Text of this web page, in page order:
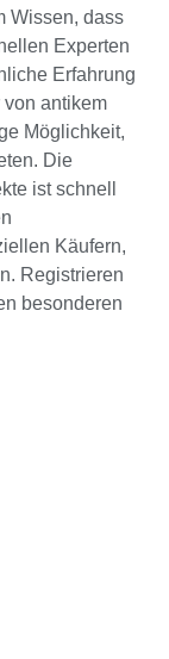
Wissen, dass
Experten
Erfahrung
antikem
Möglichkeit,
Die
ist schnell
Käufern,
Registrieren
besonderen